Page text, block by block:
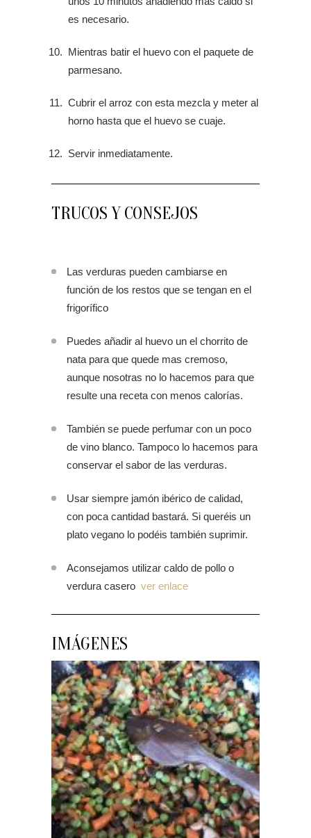
es necesario.
Mientras batir el huevo con el paquete de
parmesano.
Cubrir el arroz con esta mezcla y meter al
horno hasta que el huevo se cuaje.
Servir inmediatamente.
TRUCOS Y CONSEJOS
Las verduras pueden cambiarse en
función de los restos que se tengan en el
frigorífico
Puedes añadir al huevo un el chorrito de
nata para que quede mas cremoso,
aunque nosotras no lo hacemos para que
resulte una receta con menos calorías.
También se puede perfumar con un poco
de vino blanco. Tampoco lo hacemos para
conservar el sabor de las verduras.
Usar siempre jamón ibérico de calidad,
con poca cantidad bastará. Si queréis un
plato vegano lo podéis también suprimir.
Aconsejamos utilizar caldo de pollo o
verdura casero ver enlace
IMÁGENES